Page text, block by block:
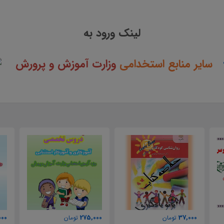
لینک ورود به
سایر منابع استخدامیوزارت آموزش و پرورش
37,000 تومان
275,000 تومان